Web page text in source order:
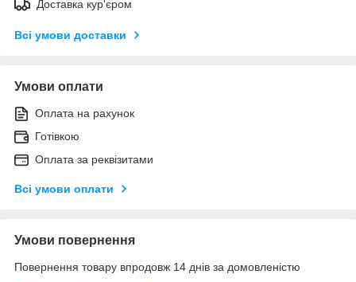
Доставка кур'єром
Всі умови доставки
Умови оплати
Оплата на рахунок
Готівкою
Оплата за реквізитами
Всі умови оплати
Умови повернення
Повернення товару впродовж 14 днів за домовленістю